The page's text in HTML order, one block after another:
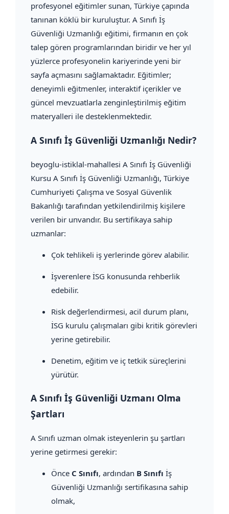
profesyonel eğitimler sunan, Türkiye çapında
tanınan köklü bir kuruluştur. A Sınıfı İş
Güvenliği Uzmanlığı eğitimi, firmanın en çok
talep gören programlarından biridir ve her yıl
yüzlerce profesyonelin kariyerinde yeni bir
sayfa açmasını sağlamaktadır. Eğitimler;
deneyimli eğitmenler, interaktif içerikler ve
güncel mevzuatlarla zenginleştirilmiş eğitim
materyalleri ile desteklenmektedir.
A Sınıfı İş Güvenliği Uzmanlığı Nedir?
beyoglu-istiklal-mahallesi A Sınıfı İş Güvenliği
Kursu A Sınıfı İş Güvenliği Uzmanlığı, Türkiye
Cumhuriyeti Çalışma ve Sosyal Güvenlik
Bakanlığı tarafından yetkilendirilmiş kişilere
verilen bir unvandır. Bu sertifikaya sahip
uzmanlar:
Çok tehlikeli iş yerlerinde görev alabilir.
İşverenlere İSG konusunda rehberlik
edebilir.
Risk değerlendirmesi, acil durum planı,
İSG kurulu çalışmaları gibi kritik görevleri
yerine getirebilir.
Denetim, eğitim ve iç tetkik süreçlerini
yürütür.
A Sınıfı İş Güvenliği Uzmanı Olma
Şartları
A Sınıfı uzman olmak isteyenlerin şu şartları
yerine getirmesi gerekir:
Önce C Sınıfı, ardından B Sınıfı İş
Güvenliği Uzmanlığı sertifikasına sahip
olmak,